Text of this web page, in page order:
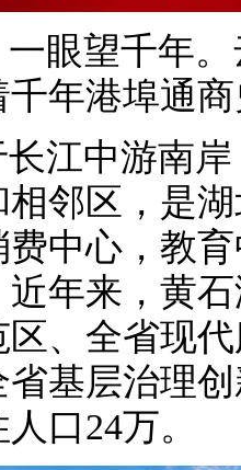
眼望千年
年港埠通
江中游南
邻区，是
中心，教
年来，黄
、全省现
基层治理
口24万。